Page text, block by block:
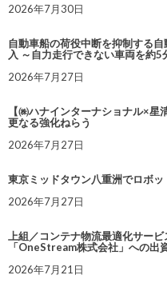
2026年7月30日
自動車船の荷役中断を抑制する
入 ～自力走行できない車両を約5
2026年7月27日
【㈱ハナインターナショナル×
更なる強化ねらう
2026年7月27日
東京ミッドタウン八重洲でロボ
2026年7月27日
上組／コンテナ物流最適化サー
「OneStream株式会社」への出
2026年7月21日